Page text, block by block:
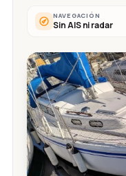
NAVEGACIÓN
Sin AIS ni radar